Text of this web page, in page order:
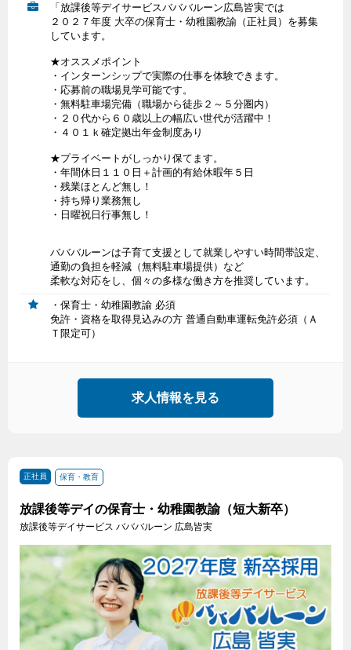
「放課後等デイサービスバババルーン広島皆実では
２０２７年度 大卒の保育士・幼稚園教諭（正社員）を募集
しています。
★オススメポイント
・インターンシップで実際の仕事を体験できます。
・応募前の職場見学可能です。
・無料駐車場完備（職場から徒歩２～５分圏内）
・２０代から６０歳以上の幅広い世代が活躍中！
・４０１ｋ確定拠出年金制度あり
★プライベートがしっかり保てます。
・年間休日１１０日＋計画的有給休暇年５日
・残業ほとんど無し！
・持ち帰り業務無し
・日曜祝日行事無し！
バババルーンは子育て支援として就業しやすい時間帯設定、
通勤の負担を軽減（無料駐車場提供）など
柔軟な対応をし、個々の多様な働き方を推奨しています。
・保育士・幼稚園教諭 必須
免許・資格を取得見込みの方 普通自動車運転免許必須（Ａ
Ｔ限定可）
求人情報を見る
正社員 保育・教育
放課後等デイの保育士・幼稚園教諭（短大新卒）
放課後等デイサービス バババルーン 広島皆実